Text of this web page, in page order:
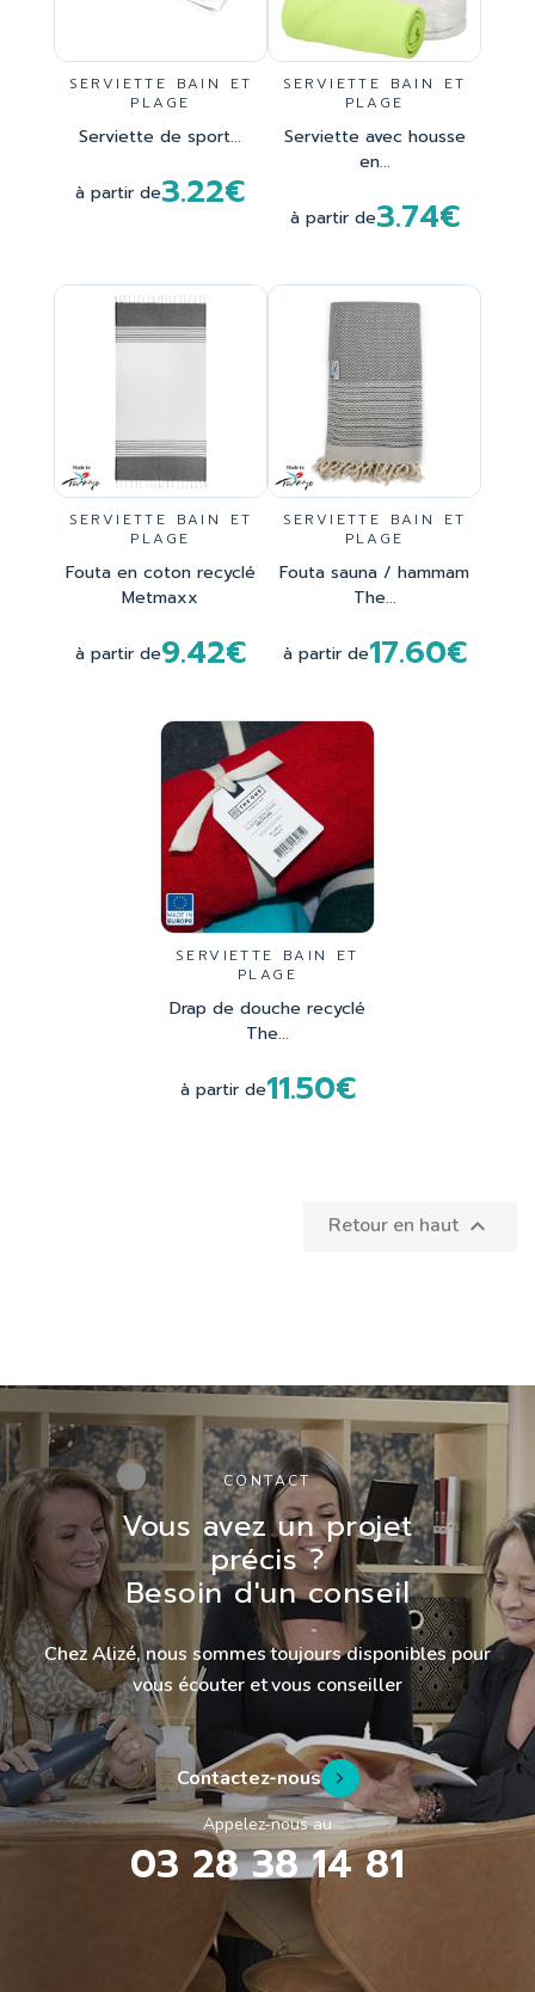
SERVIETTE BAIN ET
PLAGE
Serviette de sport...
à partir de3.22€
SERVIETTE BAIN ET
PLAGE
Serviette avec housse
en...
à partir de3.74€
SERVIETTE BAIN ET
PLAGE
Fouta en coton recyclé
Metmaxx
à partir de9.42€
SERVIETTE BAIN ET
PLAGE
Fouta sauna / hammam
The...
à partir de17.60€
SERVIETTE BAIN ET
PLAGE
Drap de douche recyclé
The...
à partir de11.50€
Retour en haut 
CONTACT
Vous avez un projet
précis ?
Besoin d'un conseil
Chez Alizé, nous sommes toujours disponibles pour
vous écouter et vous conseiller
Contactez-nous
Appelez-nous au
03 28 38 14 81